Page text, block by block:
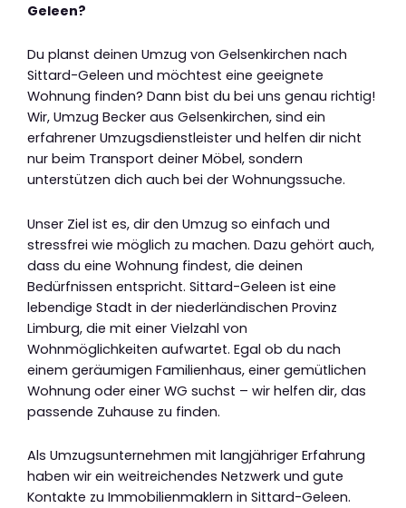
Geleen?
Du planst deinen Umzug von Gelsenkirchen nach
Sittard-Geleen und möchtest eine geeignete
Wohnung finden? Dann bist du bei uns genau richtig!
Wir, Umzug Becker aus Gelsenkirchen, sind ein
erfahrener Umzugsdienstleister und helfen dir nicht
nur beim Transport deiner Möbel, sondern
unterstützen dich auch bei der Wohnungssuche.
Unser Ziel ist es, dir den Umzug so einfach und
stressfrei wie möglich zu machen. Dazu gehört auch,
dass du eine Wohnung findest, die deinen
Bedürfnissen entspricht. Sittard-Geleen ist eine
lebendige Stadt in der niederländischen Provinz
Limburg, die mit einer Vielzahl von
Wohnmöglichkeiten aufwartet. Egal ob du nach
einem geräumigen Familienhaus, einer gemütlichen
Wohnung oder einer WG suchst – wir helfen dir, das
passende Zuhause zu finden.
Als Umzugsunternehmen mit langjähriger Erfahrung
haben wir ein weitreichendes Netzwerk und gute
Kontakte zu Immobilienmaklern in Sittard-Geleen.